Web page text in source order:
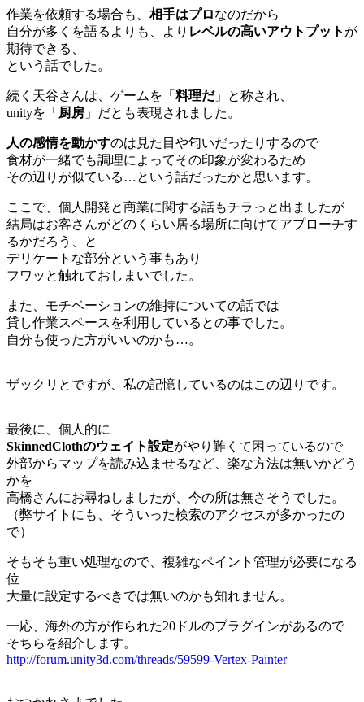
作業を依頼する場合も、 相手はプロなのだから
自分が多くを語るよりも、より レベルの高いアウトプット が
期待できる、
という話でした。
続く天谷さんは、ゲームを「 料理だ」と称され、
unityを「 厨房 」だとも表現されました。
人の感情を動かすのは見た目や匂いだったりするので
食材が一緒でも調理によってその印象が変わるため
その辺りが似ている…という話だったかと思います。
ここで、個人開発と商業に関する話もチラっと出ましたが
結局はお客さんがどのくらい居る場所に向けてアプローチす
るかだろう、と
デリケートな部分という事もあり
フワッと触れておしまいでした。
また、モチベーションの維持についての話では
貸し作業スペースを利用しているとの事でした。
自分も使った方がいいのかも…。
ザックリとですが、私の記憶しているのはこの辺りです。
最後に、個人的に
SkinnedClothのウェイト設定がやり難くて困っているので
外部からマップを読み込ませるなど、楽な方法は無いかどう
かを
高橋さんにお尋ねしましたが、今の所は無さそうでした。
（弊サイトにも、そういった検索のアクセスが多かったの
で）
そもそも重い処理なので、複雑なペイント管理が必要になる
位
大量に設定するべきでは無いのかも知れません。
一応、海外の方が作られた20ドルのプラグインがあるので
そちらを紹介します。
http://forum.unity3d.com/threads/59599-Vertex-Painter